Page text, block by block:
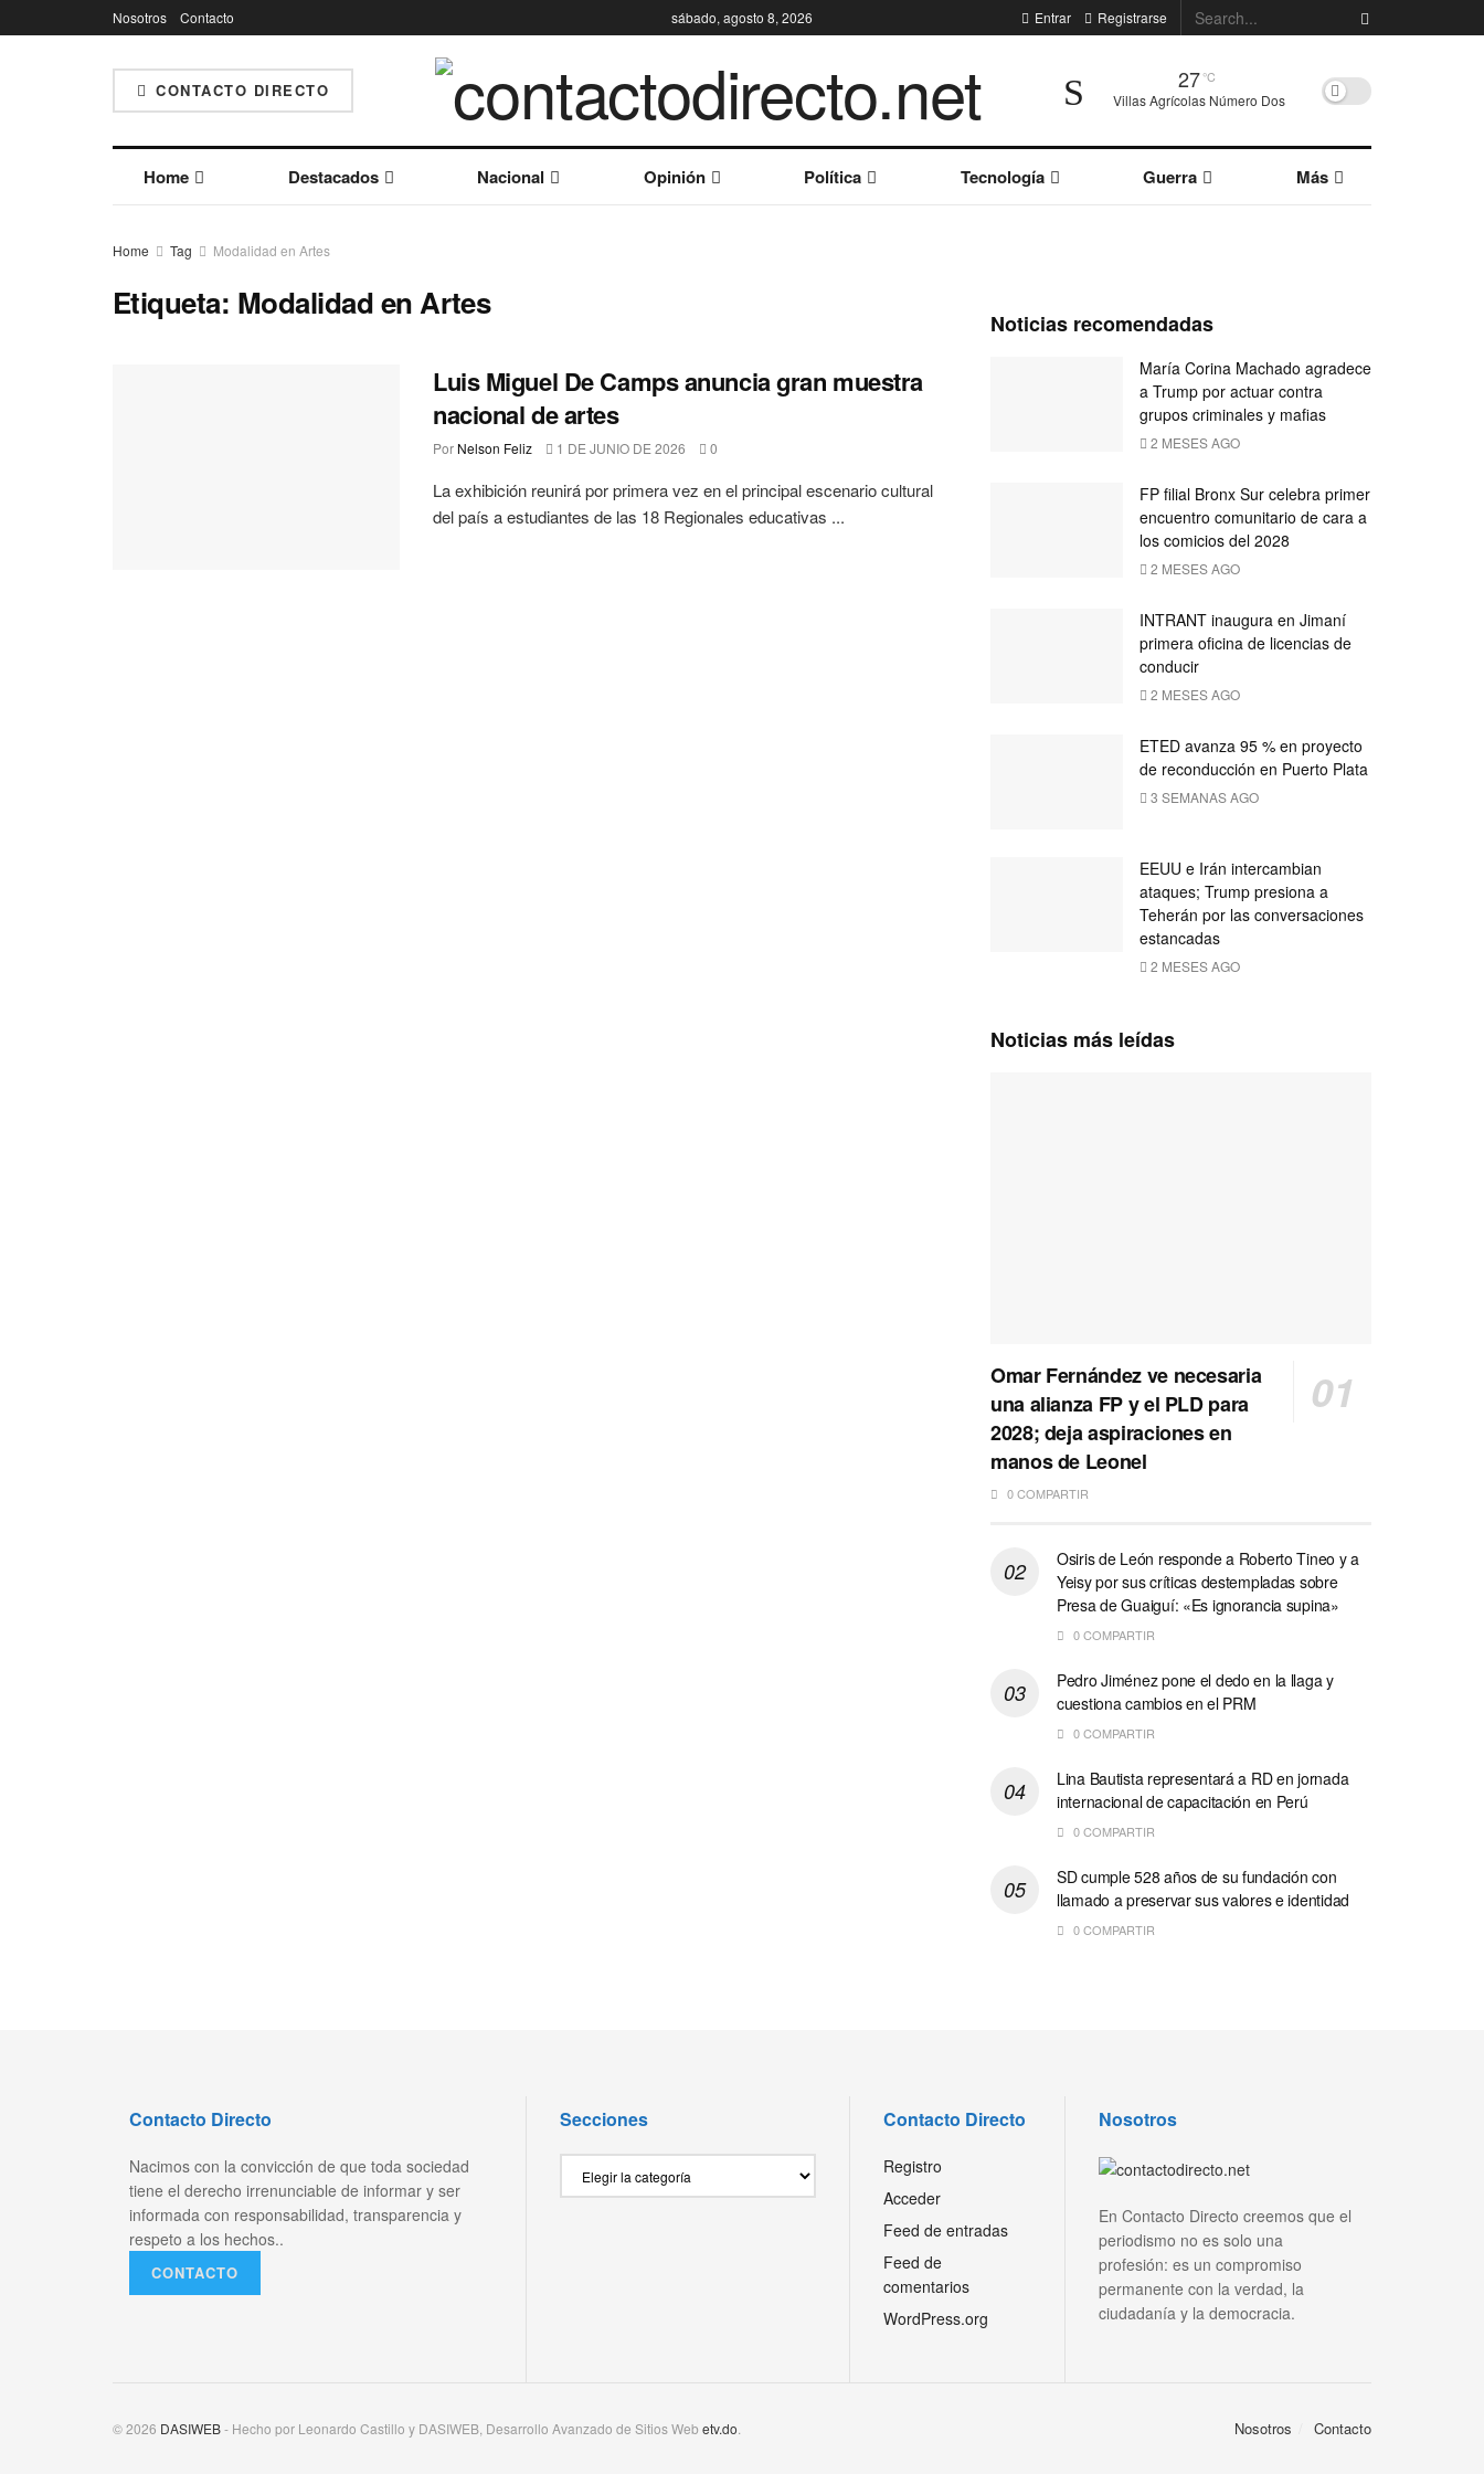
Nosotros Contacto sábado, agosto 8, 2026 Entrar Registrarse
CONTACTO DIRECTO 27°C
Villas Agrícolas Número Dos
Home Destacados Nacional Opinión Política Tecnología Guerra Más
Home Tag Modalidad en Artes
Etiqueta: Modalidad en Artes
Luis Miguel De Camps anuncia gran muestra
nacional de artes
Por Nelson Feliz 1 DE JUNIO DE 2026 0
La exhibición reunirá por primera vez en el principal escenario cultural
del país a estudiantes de las 18 Regionales educativas ...
Noticias recomendadas
María Corina Machado agradece
a Trump por actuar contra
grupos criminales y mafias
2 MESES AGO
FP filial Bronx Sur celebra primer
encuentro comunitario de cara a
los comicios del 2028
2 MESES AGO
INTRANT inaugura en Jimaní
primera oficina de licencias de
conducir
2 MESES AGO
ETED avanza 95 % en proyecto
de reconducción en Puerto Plata
3 SEMANAS AGO
EEUU e Irán intercambian
ataques; Trump presiona a
Teherán por las conversaciones
estancadas
2 MESES AGO
Noticias más leídas
Omar Fernández ve necesaria
una alianza FP y el PLD para
2028; deja aspiraciones en
manos de Leonel
0 COMPARTIR
Osiris de León responde a Roberto Tineo y a
Yeisy por sus críticas destempladas sobre
Presa de Guaiguí: «Es ignorancia supina»
0 COMPARTIR
Pedro Jiménez pone el dedo en la llaga y
cuestiona cambios en el PRM
0 COMPARTIR
Lina Bautista representará a RD en jornada
internacional de capacitación en Perú
0 COMPARTIR
SD cumple 528 años de su fundación con
llamado a preservar sus valores e identidad
0 COMPARTIR
Contacto Directo
Nacimos con la convicción de que toda sociedad
tiene el derecho irrenunciable de informar y ser
informada con responsabilidad, transparencia y
respeto a los hechos..
CONTACTO
Secciones Contacto Directo
Registro
Acceder
Feed de entradas
Feed de
comentarios
WordPress.org
Nosotros
En Contacto Directo creemos que el
periodismo no es solo una
profesión: es un compromiso
permanente con la verdad, la
ciudadanía y la democracia.
Nosotros Contacto
© 2026 DASIWEB- Hecho por Leonardo Castillo y DASIWEB, Desarrollo Avanzado de Sitios Web etv.do.